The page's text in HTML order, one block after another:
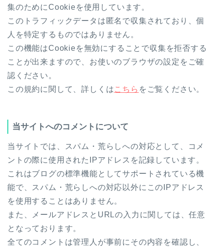
集のためにCookieを使用しています。
このトラフィックデータは匿名で収集されており、個
人を特定するものではありません。
この機能はCookieを無効にすることで収集を拒否する
ことが出来ますので、お使いのブラウザの設定をご確
認ください。
この規約に関して、詳しくはこちら をご覧ください。
当サイトへのコメントについて
当サイトでは、スパム・荒らしへの対応として、コメ
ントの際に使用されたIPアドレスを記録しています。
これはブログの標準機能としてサポートされている機
能で、スパム・荒らしへの対応以外にこのIPアドレス
を使用することはありません。
また、メールアドレスとURLの入力に関しては、任意
となっております。
全てのコメントは管理人が事前にその内容を確認し、